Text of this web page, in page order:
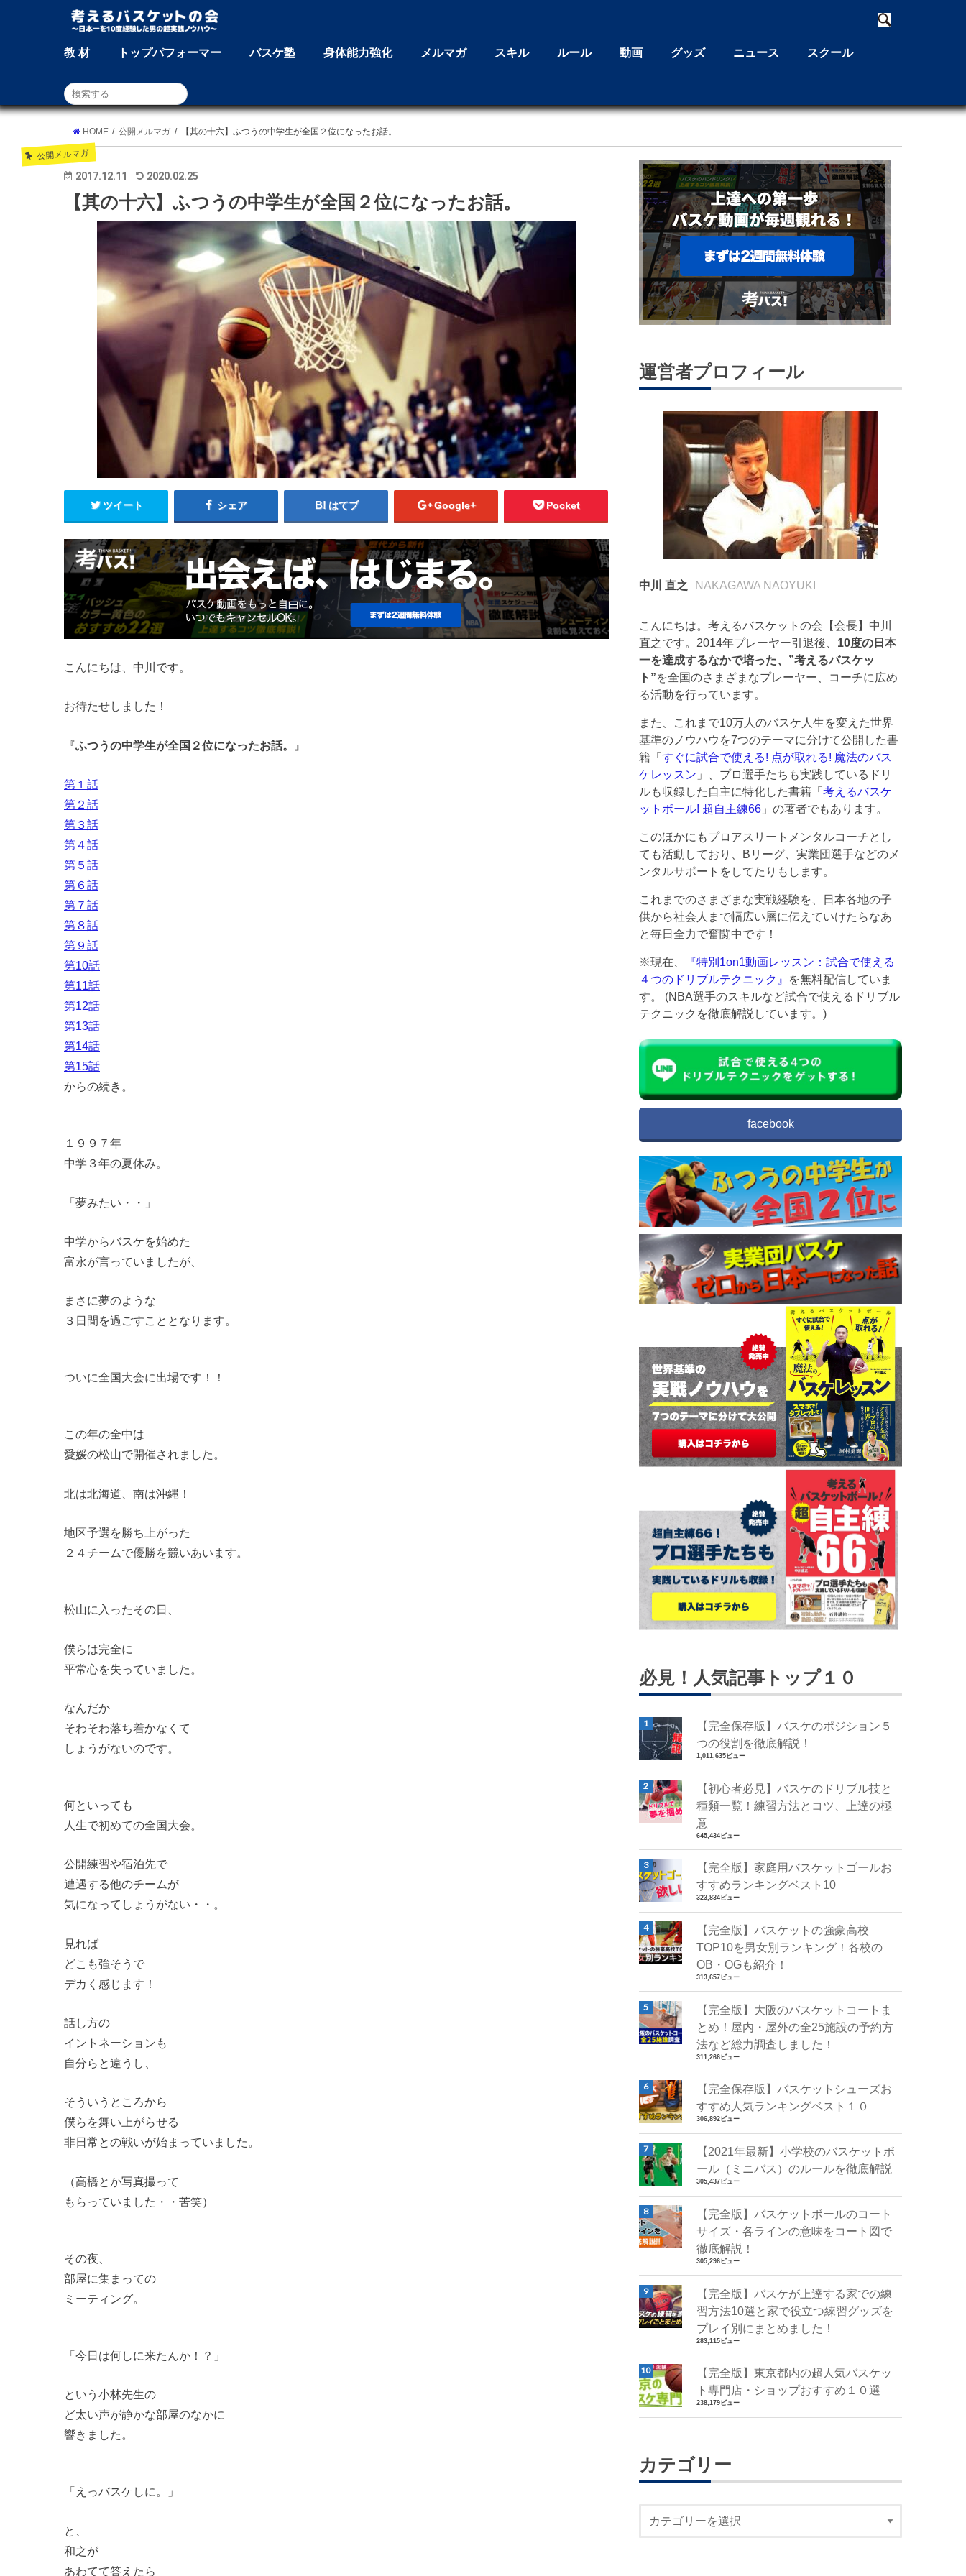
教 材 トップパフォーマー バスケ塾 身体能力強化 メルマガ スキル ルール 動画 グッズ ニュース スクール
HOME 公開メルマガ 【其の十六】ふつうの中学生が全国２位になったお話。
公開メルマガ
2017.12.11 2020.02.25
【其の十六】ふつうの中学生が全国２位になったお話。
ツイート シェア はてブ Google+ Pocket
こんにちは、中川です。
お待たせしました！
『ふつうの中学生が全国２位になったお話。 』
第１話
第２話
第３話
第４話
第５話
第６話
第７話
第８話
第９話
第10話
第11話
第12話
第13話
第14話
第15話
からの続き。
１９９７年
中学３年の夏休み。
「夢みたい・・」
中学からバスケを始めた
富永が言っていましたが、
まさに夢のような
３日間を過ごすこととなります。
ついに全国大会に出場です！！
この年の全中は
愛媛の松山で開催されました。
北は北海道、南は沖縄！
地区予選を勝ち上がった
２４チームで優勝を競いあいます。
松山に入ったその日、
僕らは完全に
平常心を失っていました。
なんだか
そわそわ落ち着かなくて
しょうがないのです。
何といっても
人生で初めての全国大会。
公開練習や宿泊先で
遭遇する他のチームが
気になってしょうがない・・。
見れば
どこも強そうで
デカく感じます！
話し方の
イントネーションも
自分らと違うし、
そういうところから
僕らを舞い上がらせる
非日常との戦いが始まっていました。
（高橋とか写真撮って
もらっていました・・苦笑）
その夜、
部屋に集まっての
ミーティング。
「今日は何しに来たんか！？」
という小林先生の
ど太い声が静かな部屋のなかに
響きました。
「えっバスケしに。」
と、
和之が
あわてて答えたら
運営者プロフィール
中川 直之 NAKAGAWA NAOYUKI
こんにちは。考えるバスケットの会【会長】中川
直之です。2014年プレーヤー引退後、 10度の日本
一を達成するなかで培った、”考えるバスケッ
ト”を全国のさまざまなプレーヤー、コーチに広め
る活動を行っています。
また、これまで10万人のバスケ人生を変えた世界
基準のノウハウを7つのテーマに分けて公開した書
籍「すぐに試合で使える! 点が取れる! 魔法のバス
ケレッスン 」、プロ選手たちも実践しているドリ
ルも収録した自主に特化した書籍「考えるバスケ
ットボール! 超自主練66 」の著者でもあります。
このほかにもプロアスリートメンタルコーチとし
ても活動しており、Bリーグ、実業団選手などのメ
ンタルサポートをしてたりもします。
これまでのさまざまな実戦経験を、日本各地の子
供から社会人まで幅広い層に伝えていけたらなあ
と毎日全力で奮闘中です！
※現在、
『特別1on1動画レッスン：試合で使える
４つのドリブルテクニック』
を無料配信していま
す。 (NBA選手のスキルなど試合で使えるドリブル
テクニックを徹底解説しています。)
facebook
必見！人気記事トップ１０
【完全保存版】バスケのポジション５
つの役割を徹底解説！
1,011,635ビュー
【初心者必見】バスケのドリブル技と
種類一覧！練習方法とコツ、上達の極
意
645,434ビュー
【完全版】家庭用バスケットゴールお
すすめランキングベスト10
323,834ビュー
【完全版】バスケットの強豪高校
TOP10を男女別ランキング！各校の
OB・OGも紹介！
313,657ビュー
【完全版】大阪のバスケットコートま
とめ！屋内・屋外の全25施設の予約方
法など総力調査しました！
311,266ビュー
【完全保存版】バスケットシューズお
すすめ人気ランキングベスト１０
306,892ビュー
【2021年最新】小学校のバスケットボ
ール（ミニバス）のルールを徹底解説
305,437ビュー
【完全版】バスケットボールのコート
サイズ・各ラインの意味をコート図で
徹底解説！
305,296ビュー
【完全版】バスケが上達する家での練
習方法10選と家で役立つ練習グッズを
プレイ別にまとめました！
283,115ビュー
【完全版】東京都内の超人気バスケッ
ト専門店・ショップおすすめ１０選
238,179ビュー
カテゴリー